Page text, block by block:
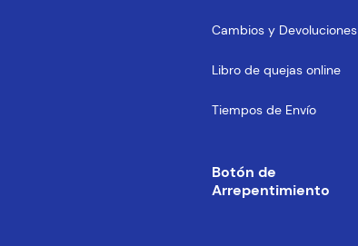
Cambios y Devoluciones
Libro de quejas online
Tiempos de Envío
Botón de
Arrepentimiento